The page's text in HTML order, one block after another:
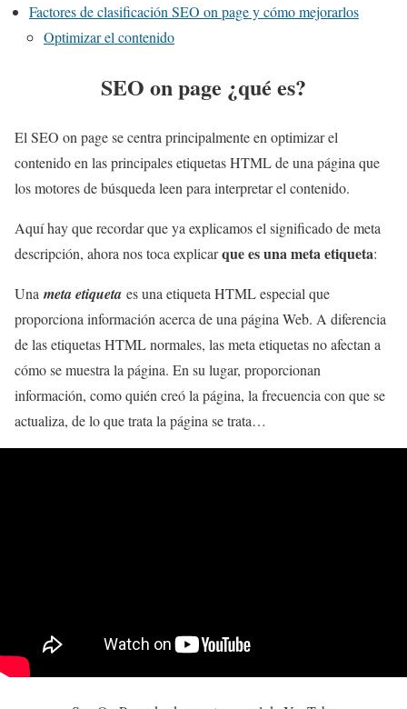
Factores de clasificación SEO on page y cómo mejorarlos
Optimizar el contenido
SEO on page ¿qué es?
El SEO on page se centra principalmente en optimizar el
contenido en las principales etiquetas HTML de una página que
los motores de búsqueda leen para interpretar el contenido.
Aquí hay que recordar que ya explicamos el significado de meta
descripción, ahora nos toca explicarque es una meta etiqueta:
Una meta etiqueta es una etiqueta HTML especial que
proporciona información acerca de una página Web. A diferencia
de las etiquetas HTML normales, las meta etiquetas no afectan a
cómo se muestra la página. En su lugar, proporcionan
información, como quién creó la página, la frecuencia con que se
actualiza, de lo que trata la página se trata…